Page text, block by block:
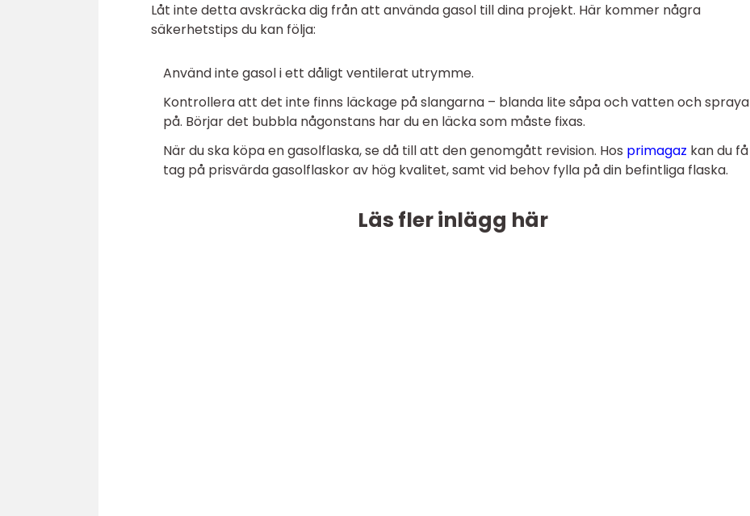
Låt inte detta avskräcka dig från att använda gasol till dina projekt. Här kommer några
säkerhetstips du kan följa:
Använd inte gasol i ett dåligt ventilerat utrymme.
Kontrollera att det inte finns läckage på slangarna – blanda lite såpa och vatten och spraya
på. Börjar det bubbla någonstans har du en läcka som måste fixas.
När du ska köpa en gasolflaska, se då till att den genomgått revision. Hos primagaz kan du få
tag på prisvärda gasolflaskor av hög kvalitet, samt vid behov fylla på din befintliga flaska.
Läs fler inlägg här